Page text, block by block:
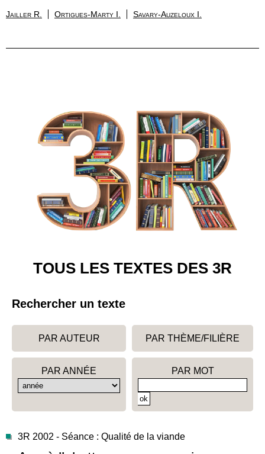
Jailler R. Ortigues-Marty I. Savary-Auzeloux I.
TOUS LES TEXTES DES 3R
Rechercher un texte
PAR AUTEUR PAR THÈME/FILIÈRE
PAR ANNÉE PAR MOT
3R 2002 - Séance : Qualité de la viande